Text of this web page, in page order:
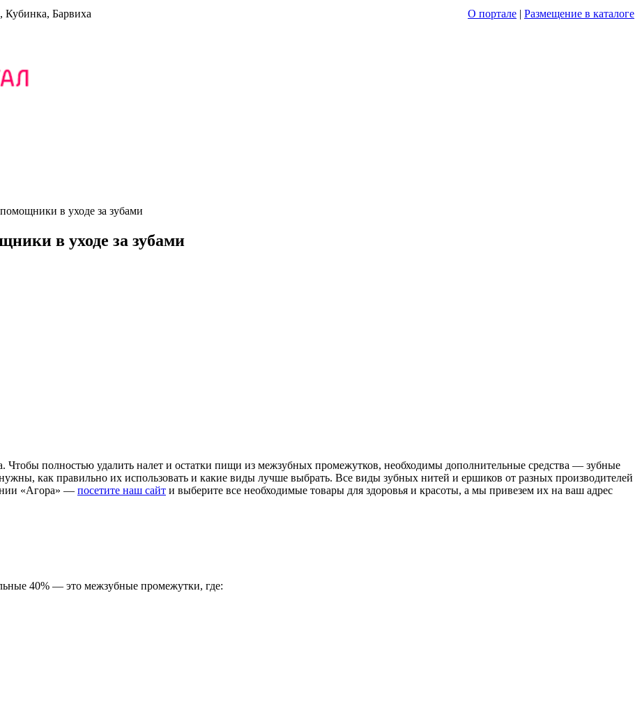
Барвиха О портале | Размещение в каталоге
в уходе за зубами
в уходе за зубами
Чтобы полностью удалить налет и остатки пищи из межзубных промежутков, необходимы дополнительные средства — зубные
как правильно их использовать и какие виды лучше выбрать. Все виды зубных нитей и ершиков от разных производителей
«Агора» — посетите наш сайт и выберите все необходимые товары для здоровья и красоты, а мы привезем их на ваш адрес
40% — это межзубные промежутки, где: